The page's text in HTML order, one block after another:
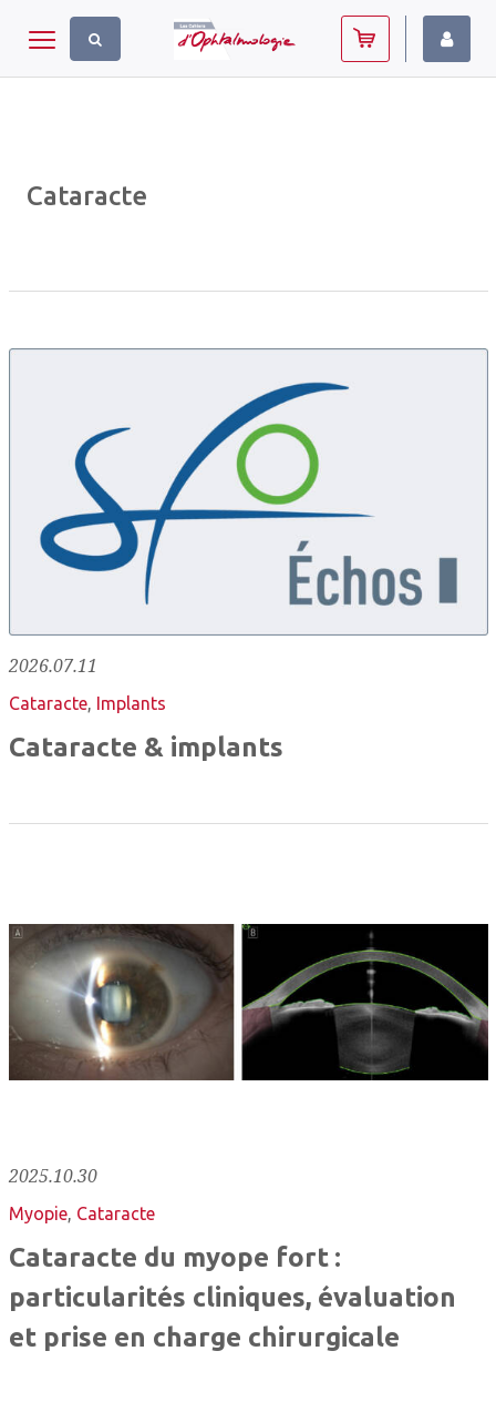
Toggle navigation
Cataracte
2026.07.11
Cataracte, Implants
Cataracte & implants
2025.10.30
Myopie, Cataracte
Cataracte du myope fort :
particularités cliniques, évaluation
et prise en charge chirurgicale
Panneau de gestion des cookies